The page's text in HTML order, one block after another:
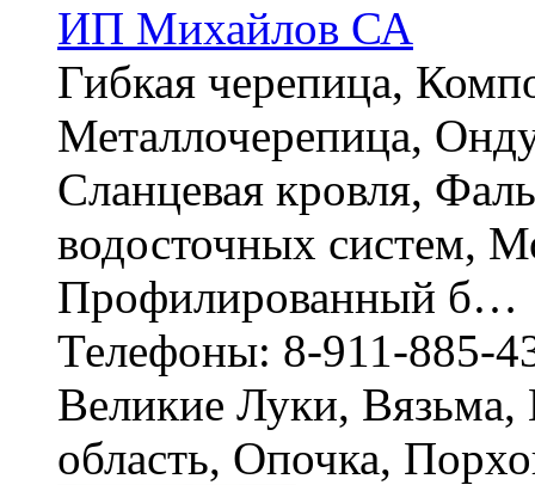
ИП Михайлов СА
Гибкая черепица,
Металлочерепица,
Сланцевая кровля,
водосточных систем,
Профилированный б…
Телефоны: 8-911-885-
Великие Луки, Вязьма,
область, Опочка,